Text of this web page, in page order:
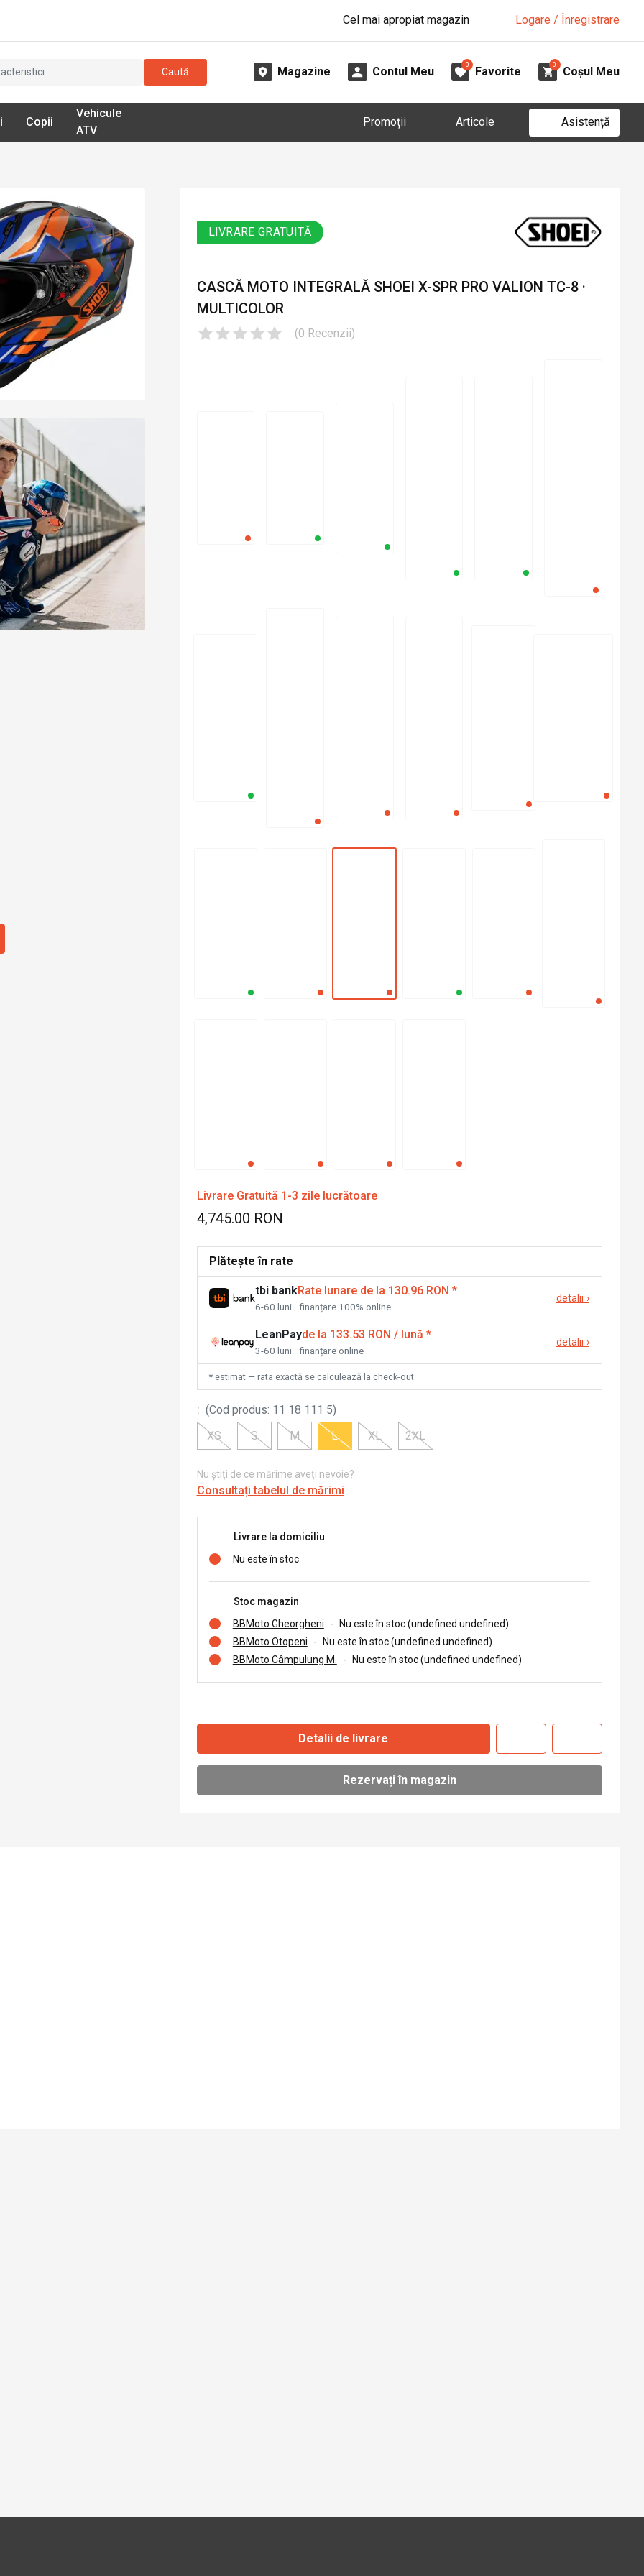
Cel mai apropiat magazin Logare / Înregistrare
Caută Magazine Contul Meu
0
Favorite
0
Coșul Meu
Copii
Vehicule
ATV
Promoții Articole Asistență
LIVRARE GRATUITĂ
CASCĂ MOTO INTEGRALĂ SHOEI X-SPR PRO VALION TC-8 ·
MULTICOLOR
(0 Recenzii)
Livrare Gratuită 1-3 zile lucrătoare
4,745.00 RON
Plătește în rate
tbi bankRate lunare de la 130.96 RON *
6-60 luni · finanțare 100% online
detalii ›
LeanPayde la 133.53 RON / lună *
3-60 luni · finanțare online
detalii ›
* estimat — rata exactă se calculează la check-out
: (Cod produs: 11 18 111 5)
XS
S M L XL 2XL
Nu știți de ce mărime aveți nevoie?
Consultați tabelul de mărimi
Livrare la domiciliu
Nu este în stoc
Stoc magazin
BBMoto Gheorgheni
-
Nu este în stoc (undefined undefined)
BBMoto Otopeni
-
Nu este în stoc (undefined undefined)
BBMoto Câmpulung M.
- Nu este în stoc (undefined undefined)
Detalii de livrare
Rezervați în magazin